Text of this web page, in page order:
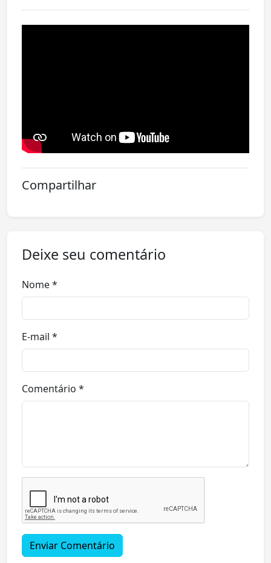
Compartilhar
Deixe seu comentário
Nome *
E-mail *
Comentário *
Enviar Comentário